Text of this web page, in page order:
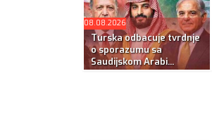
08.08.2026
Turska odbacuje tvrdnje
o sporazumu sa
Saudijskom Arabi...